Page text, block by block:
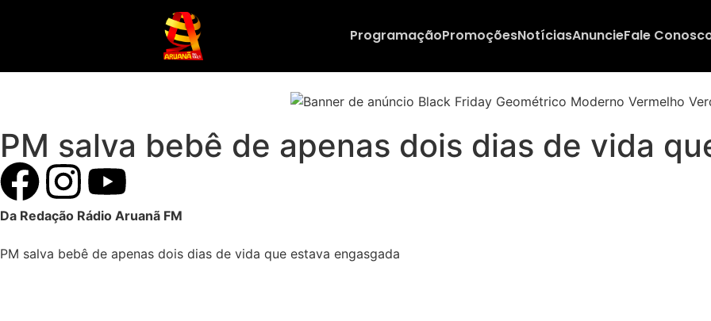
ProgramaçãoPromoçõesNotíciasAnuncieFale
PM salva bebê de apenas dois dias de vida
Da Redação Rádio Aruanã FM
PM salva bebê de apenas dois dias de vida que estava engasgada